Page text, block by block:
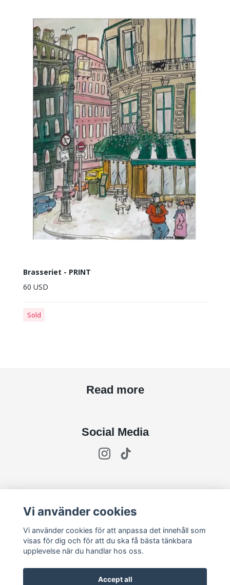
Brasseriet - PRINT
60 USD
Sold
Read more
Social Media
Subscribe to newsletter
Vi använder cookies
Vi använder cookies för att anpassa det innehåll som
visas för dig och för att du ska få bästa tänkbara
upplevelse när du handlar hos oss.
Accept all